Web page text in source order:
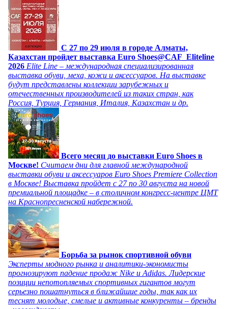
C 27 по 29 июля в городе Алматы,
Казахстан пройдет выставка Euro Shoes@CAF_Eliteline
2026 Elite Line – международная специализированная
выставка обуви, меха, кожи и аксессуаров. На выставке
будут представлены коллекции зарубежных и
отечественных производителей из таких стран, как
Россия, Турция, Германия, Италия, Казахстан и др.
Всего месяц до выставки Euro Shoes в
Москве! Считаем дни для главной международной
выставки обуви и аксессуаров Euro Shoes Premiere Collection
в Москве! Выставка пройдет с 27 по 30 августа на новой
премиальной площадке – в столичном конгресс-центре ЦМТ
на Краснопресненской набережной.
Борьба за рынок спортивной обуви
Эксперты модного рынка и аналитики-экономисты
прогнозируют падение продаж Nike и Adidas. Лидерские
позиции непотопляемых спортивных гигантов могут
серьезно пошатнуться в ближайшие годы, так как их
теснят молодые, смелые и активные конкуренты – бренды